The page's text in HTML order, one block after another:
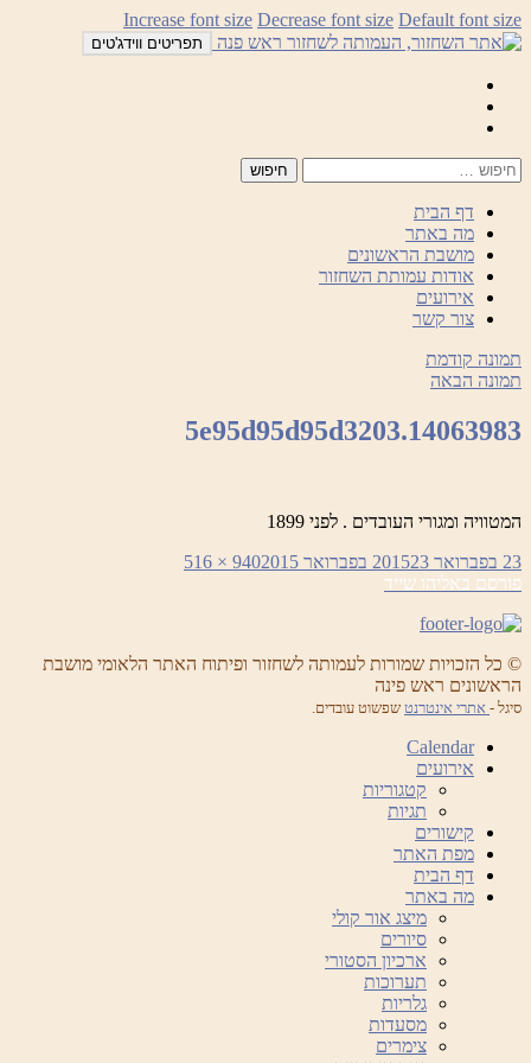
לדלג
לתוכן
Increase font size Decrease font size Default font size
תפריטים ווידג'טים
דף הבית
מה באתר
מושבת הראשונים
אודות עמותת השחזור
אירועים
צור קשר
תמונה קודמת
תמונה הבאה
5e95d95d95d3203.14063983
המטוויה ומגורי העובדים . לפני 1899
פורסם
בתאריך
23 בפברואר 2015 23 בפברואר 2015
מסך
940 × 516
ניווט
פורסם באליהו שייד
© כל הזכויות שמורות לעמותה לשחזור ופיתוח האתר הלאומי מושבת
הראשונים ראש פינה
סיגל - אתרי אינטרנט שפשוט עובדים.
Calendar
אירועים
קטגוריות
תגיות
קישורים
מפת האתר
דף הבית
מה באתר
מיצג אור קולי
סיורים
ארכיון הסטורי
תערוכות
גלריות
מסעדות
צימרים